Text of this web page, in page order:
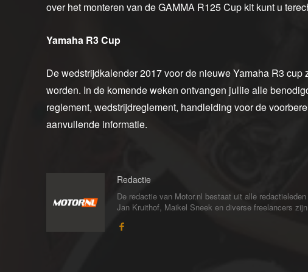
over het monteren van de GAMMA R125 Cup kit kunt u
Yamaha R3 Cup
De wedstrijdkalender 2017 voor de nieuwe Yamaha R3
worden. In de komende weken ontvangen jullie alle
reglement, wedstrijdreglement, handleiding voor de
aanvullende informatie.
Redactie
De redactie van Motor.nl bestaat uit alle
Jan Kruithof, Maikel Sneek en diverse freelancers